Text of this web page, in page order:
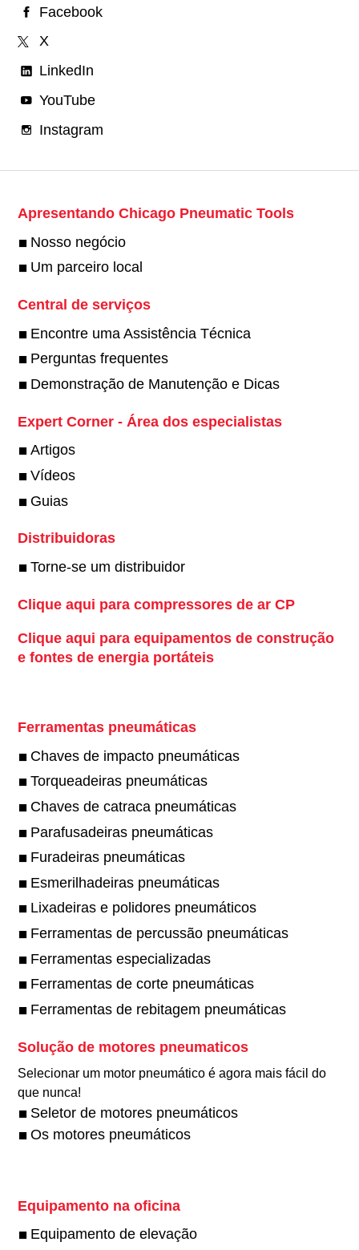
Facebook
X
LinkedIn
YouTube
Instagram
Apresentando Chicago Pneumatic Tools
Nosso negócio
Um parceiro local
Central de serviços
Encontre uma Assistência Técnica
Perguntas frequentes
Demonstração de Manutenção e Dicas
Expert Corner - Área dos especialistas
Artigos
Vídeos
Guias
Distribuidoras
Torne-se um distribuidor
Clique aqui para compressores de ar CP
Clique aqui para equipamentos de construção
e fontes de energia portáteis
Ferramentas pneumáticas
Chaves de impacto pneumáticas
Torqueadeiras pneumáticas
Chaves de catraca pneumáticas
Parafusadeiras pneumáticas
Furadeiras pneumáticas
Esmerilhadeiras pneumáticas
Lixadeiras e polidores pneumáticos
Ferramentas de percussão pneumáticas
Ferramentas especializadas
Ferramentas de corte pneumáticas
Ferramentas de rebitagem pneumáticas
Solução de motores pneumaticos
Selecionar um motor pneumático é agora mais fácil do
que nunca!
Seletor de motores pneumáticos
Os motores pneumáticos
Equipamento na oficina
Equipamento de elevação